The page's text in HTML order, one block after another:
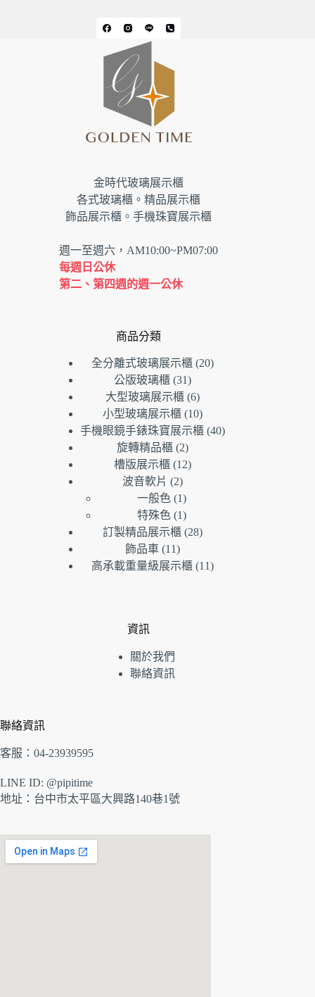
金時代玻璃展示櫃
各式玻璃櫃。精品展示櫃
飾品展示櫃。手機珠寶展示櫃
週一至週六，AM10:00~PM07:00
每週日公休
第二、第四週的週一公休
商品分類
全分離式玻璃展示櫃 2020
公版玻璃櫃 3131
個
產
品
大型玻璃展示櫃 66
個
產
小型玻璃展示櫃 1010
個
手機眼鏡手錶珠寶展示櫃 4040
旋轉精品櫃 22
個
品
槽版展示櫃 1212
波音軟片 22
個
產
品
一般色 11
個
產
特殊色 11
個
品
訂製精品展示櫃 2828
產
飾品車 1111
個
高承載重量級展示櫃 1111
資訊
關於我們
聯絡資訊
聯絡資訊
客服：04-23939595
LINE ID: @pipitime
地址： 台中市太平區大興路140巷1號